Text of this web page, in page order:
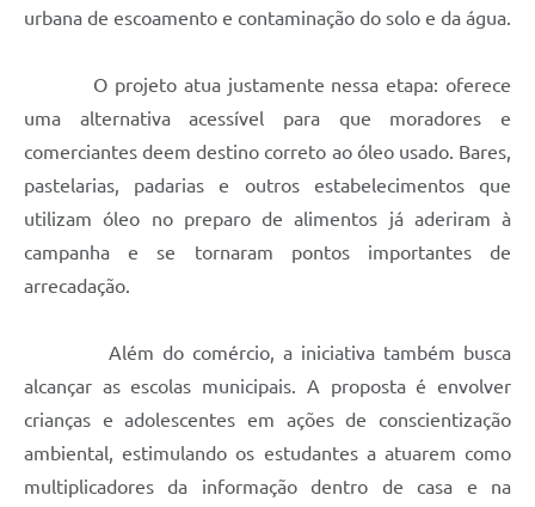
urbana de escoamento e contaminação do solo e da água.
O projeto atua justamente nessa etapa: oferece
uma alternativa acessível para que moradores e
comerciantes deem destino correto ao óleo usado. Bares,
pastelarias, padarias e outros estabelecimentos que
utilizam óleo no preparo de alimentos já aderiram à
campanha e se tornaram pontos importantes de
arrecadação.
Além do comércio, a iniciativa também busca
alcançar as escolas municipais. A proposta é envolver
crianças e adolescentes em ações de conscientização
ambiental, estimulando os estudantes a atuarem como
multiplicadores da informação dentro de casa e na